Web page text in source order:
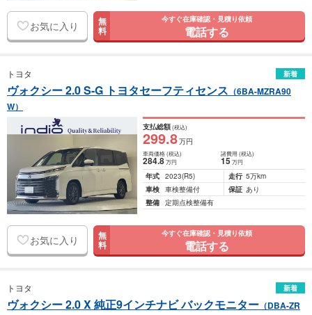
お気に入り 無
料
今すぐ在庫確認・見積り依頼
電話する
トヨタ 新着
ヴォクシー 2.0 S-G トヨタセーフティセンス （6BA-MZRA90
W）
支払総額(税込)
299.8万円
車両価格(税込)
284.8万円
諸費用 (税込)
15 万円
年式 2023(R5) 走行 5万km
車検 車検整備付 保証 あり
整備 定期点検整備有
お気に入り 無
料
今すぐ在庫確認・見積り依頼
電話する
トヨタ 新着
ヴォクシー 2.0 X 純正9インチナビ バックモニター （DBA-ZR